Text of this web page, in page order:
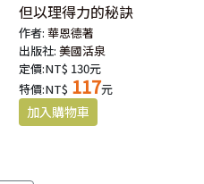
但以理得力的秘訣
作者:華恩德著
出版社:美國活泉
定價:NT$ 130元
特價:NT$ 117元